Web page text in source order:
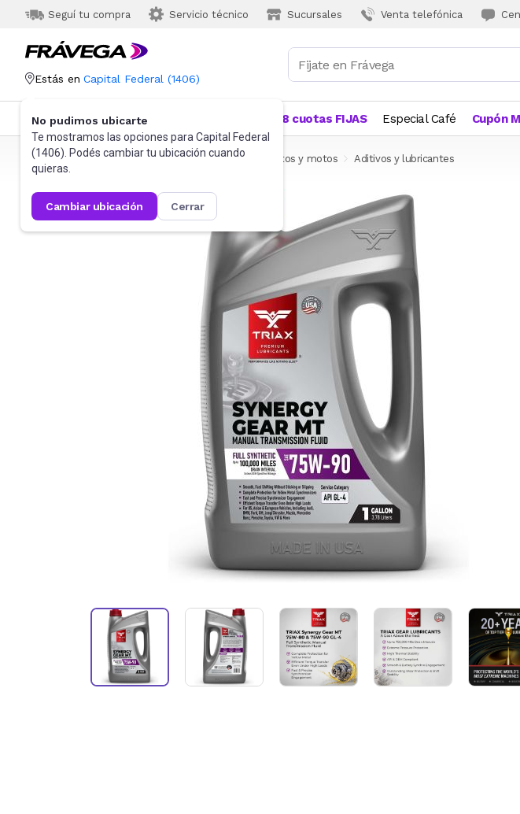
Seguí tu compra Servicio técnico Sucursales Venta telefónica
Estás en Capital Federal (1406)
No pudimos ubicarte
Te mostramos las opciones para Capital Federal
(1406). Podés cambiar tu ubicación cuando
quieras.
cambiar ubicación cerrar
Categorías Más Vendidos 18 cuotas FIJAS Especial Café Cupón
Frávega Autos, Motos y Otros Accesorios para autos y motos Aditivos y lubricantes